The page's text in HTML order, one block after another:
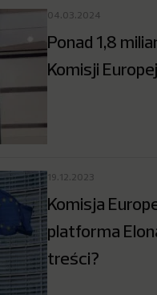
04.03.2024
Ponad 1,8
Komisji
19.12.2023
Komisja
platforma
treści?